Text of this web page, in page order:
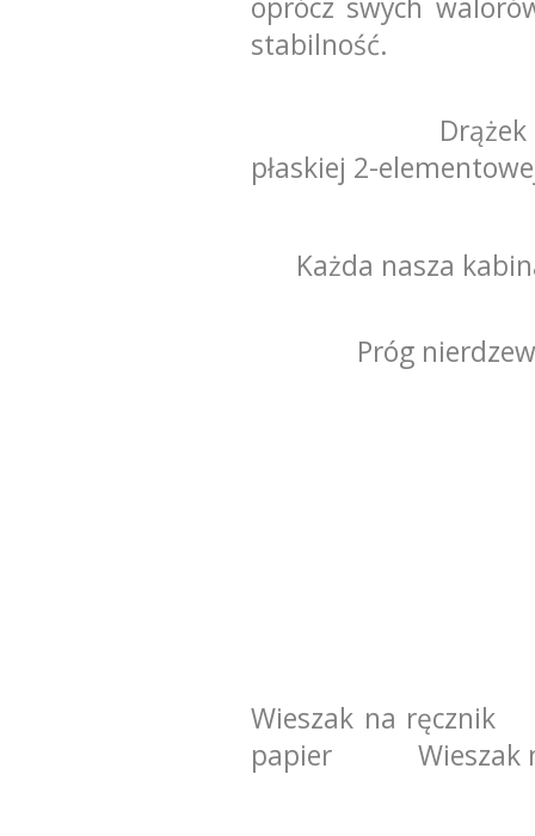
oprócz swych
stabilność.
płaskiej 2-
Każda nasza
Próg
Wieszak na ręcznik
papier
Wieszak